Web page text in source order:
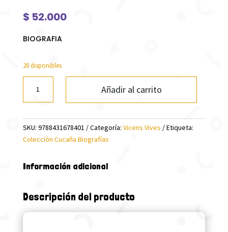
$ 52.000
BIOGRAFIA
28 disponibles
(CUCAÑA
BIOGRAFIAS)
cantidad
Añadir al carrito
SKU: 9788431678401 Categoría: Vicens Vives
Etiqueta:
Colección Cucaña Biografías
Información adicional
Descripción del producto